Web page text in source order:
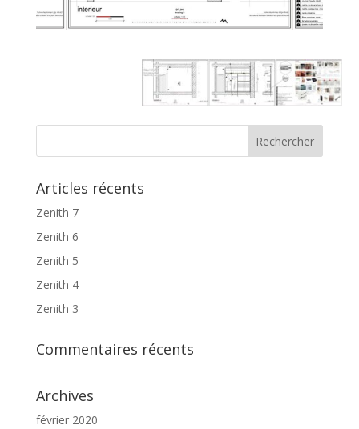
Articles récents
Zenith 7
Zenith 6
Zenith 5
Zenith 4
Zenith 3
Commentaires récents
Archives
février 2020